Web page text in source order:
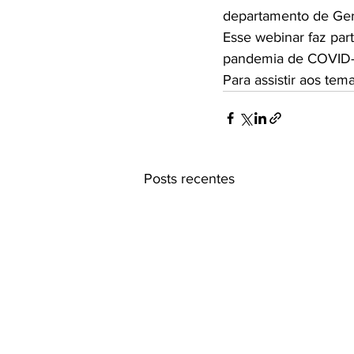
departamento de
Esse webinar faz
pandemia de
Para assistir aos
Posts recentes